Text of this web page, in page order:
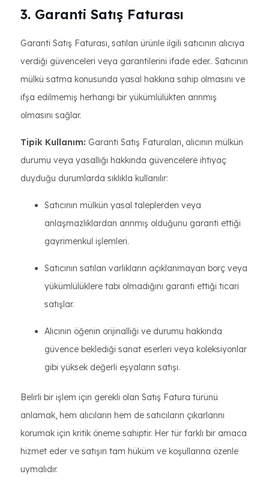
3. Garanti Satış Faturası
Garanti Satış Faturası, satılan ürünle ilgili satıcının alıcıya
verdiği güvenceleri veya garantilerini ifade eder.. Satıcının
mülkü satma konusunda yasal hakkına sahip olmasını ve
ifşa edilmemiş herhangi bir yükümlülükten arınmış
olmasını sağlar.
Tipik Kullanım: Garanti Satış Faturaları, alıcının mülkün
durumu veya yasallığı hakkında güvencelere ihtiyaç
duyduğu durumlarda sıklıkla kullanılır:
Satıcının mülkün yasal taleplerden veya
anlaşmazlıklardan arınmış olduğunu garanti ettiği
gayrimenkul işlemleri.
Satıcının satılan varlıkların açıklanmayan borç veya
yükümlülüklere tabi olmadığını garanti ettiği ticari
satışlar.
Alıcının öğenin orijinalliği ve durumu hakkında
güvence beklediği sanat eserleri veya koleksiyonlar
gibi yüksek değerli eşyaların satışı.
Belirli bir işlem için gerekli olan Satış Fatura türünü
anlamak, hem alıcıların hem de satıcıların çıkarlarını
korumak için kritik öneme sahiptir. Her tür farklı bir amaca
hizmet eder ve satışın tam hüküm ve koşullarına özenle
uymalıdır.